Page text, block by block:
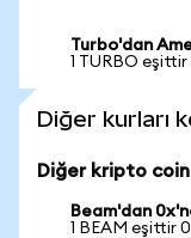
Turbo'dan
1 TURBO
Diğer kurları
Diğer kripto
Beam'dan
1 BEAM eşittir